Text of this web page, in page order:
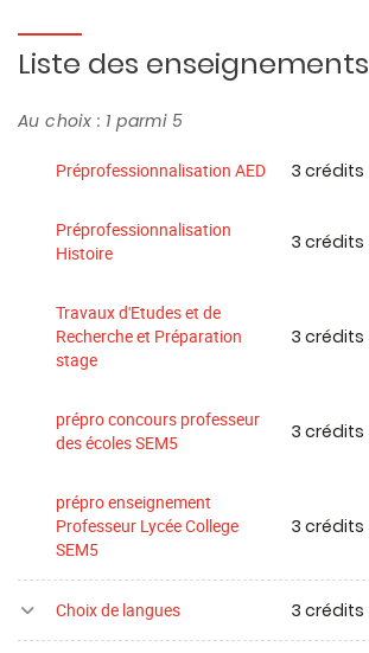
Liste des enseignements
Au choix : 1 parmi 5
Préprofessionnalisation AED 3 crédits
Préprofessionnalisation
Histoire
3 crédits
Travaux d'Etudes et de
Recherche et Préparation
stage
3 crédits
prépro concours professeur
des écoles SEM5
3 crédits
prépro enseignement
Professeur Lycée College
SEM5
3 crédits
Choix de langues 3 crédits